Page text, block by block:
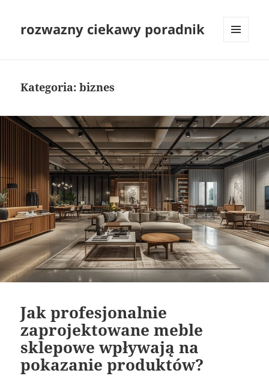
rozwazny ciekawy poradnik
Kategoria:biznes
Jak profesjonalnie
zaprojektowane meble
sklepowe wpływają na
pokazanie produktów?